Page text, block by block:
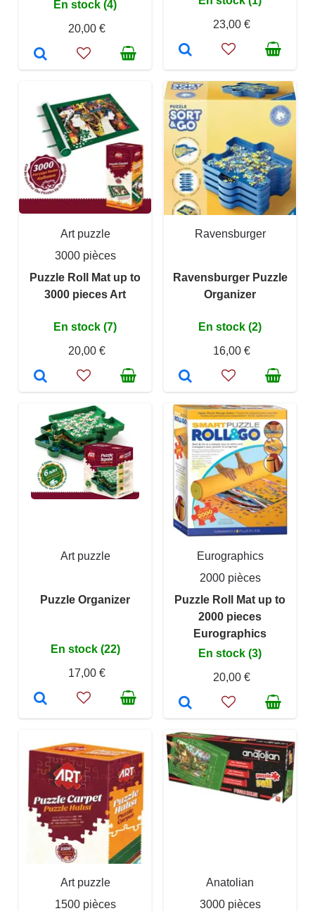
En stock (4)
20,00 €
23,00 €
Art puzzle
3000 pièces
Puzzle Roll Mat up to
3000 pieces Art
En stock (7)
20,00 €
Ravensburger
Ravensburger Puzzle
Organizer
En stock (2)
16,00 €
Art puzzle
Puzzle Organizer
En stock (22)
17,00 €
Eurographics
2000 pièces
Puzzle Roll Mat up to
2000 pieces
Eurographics
En stock (3)
20,00 €
Art puzzle
1500 pièces
Anatolian
3000 pièces